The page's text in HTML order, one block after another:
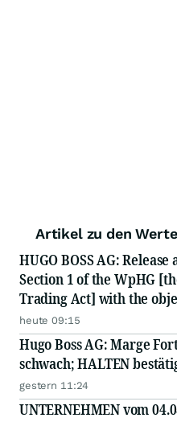
Artikel zu den
HUGO BOSS AG:
Section 1 of the WpHG
Trading Act] with the
distribution
heute 09:15
Hugo Boss AG: Marge
schwach; HALTEN
gestern 11:24
UNTERNEHMEN vom